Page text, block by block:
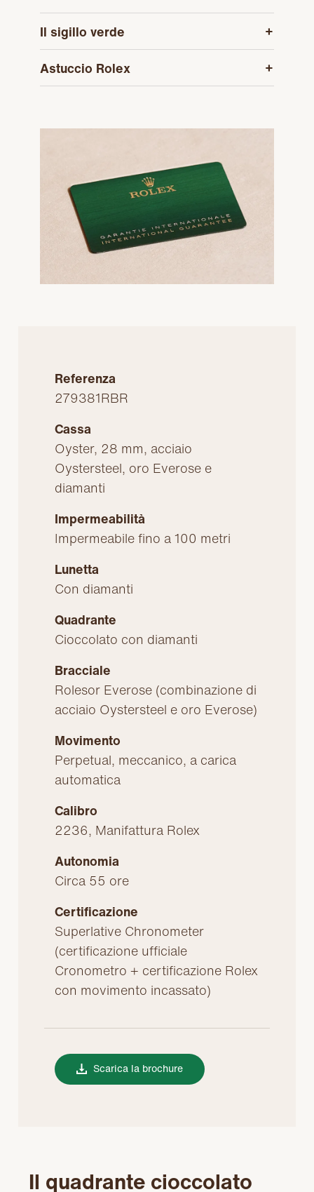
Il sigillo verde
Astuccio Rolex
Referenza
279381RBR
Cassa
Oyster, 28 mm, acciaio
Oystersteel, oro Everose e
diamanti
Impermeabilità
Impermeabile fino a 100 metri
Lunetta
Con diamanti
Quadrante
Cioccolato con diamanti
Bracciale
Rolesor Everose (combinazione di
acciaio Oystersteel e oro Everose)
Movimento
Perpetual, meccanico, a carica
automatica
Calibro
2236, Manifattura Rolex
Autonomia
Circa 55 ore
Certificazione
Superlative Chronometer
(certificazione ufficiale
Cronometro + certificazione Rolex
con movimento incassato)
Scarica la brochure
Il quadrante cioccolato